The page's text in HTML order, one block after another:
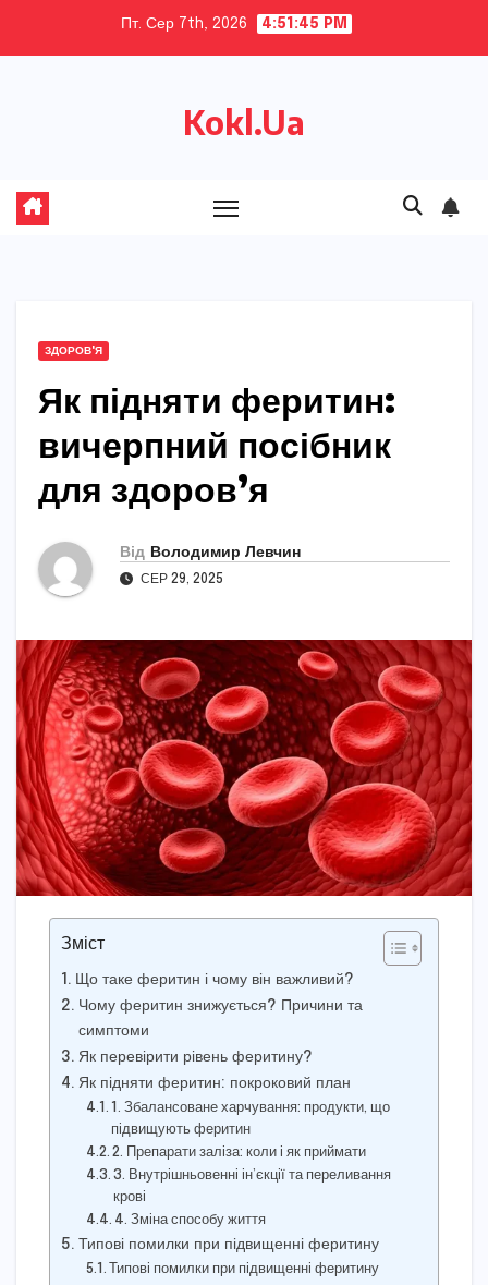
Пт. Сер 7th, 2026 4:51:47 PM
Kokl.Ua
ЗДОРОВ'Я
Як підняти феритин:
вичерпний посібник
для здоров’я
Від Володимир Левчин
СЕР 29, 2025
Зміст
Що таке феритин і чому він важливий?
Чому феритин знижується? Причини та
симптоми
Як перевірити рівень феритину?
Як підняти феритин: покроковий план
1. Збалансоване харчування: продукти, що
підвищують феритин
2. Препарати заліза: коли і як приймати
3. Внутрішньовенні ін’єкції та переливання
крові
4. Зміна способу життя
Типові помилки при підвищенні феритину
Типові помилки при підвищенні феритину